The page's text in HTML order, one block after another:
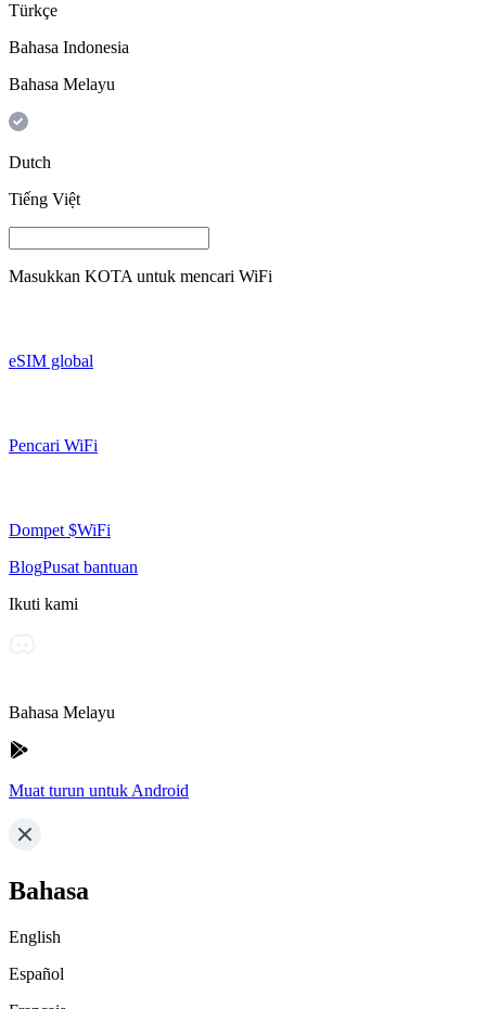
Türkçe
Bahasa Indonesia
Bahasa Melayu
Dutch
Tiếng Việt
Masukkan KOTA untuk mencari WiFi
eSIM global
Pencari WiFi
Dompet $WiFi
BlogPusat bantuan
Ikuti kami
Bahasa Melayu
Muat turun untuk Android
Bahasa
English
Español